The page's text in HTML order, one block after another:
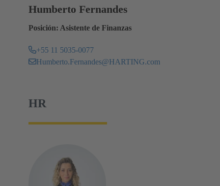
Humberto Fernandes
Posición: Asistente de Finanzas
+55 11 5035-0077
Humberto.Fernandes@HARTING.com
HR